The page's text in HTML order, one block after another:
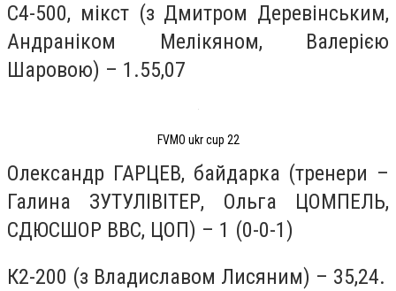
С4-500, мікст (з Дмитром Деревінським,
Андраніком Мелікяном, Валерією
Шаровою) – 1.55,07
FVMO ukr cup 22
Олександр ГАРЦЕВ, байдарка (тренери –
Галина ЗУТУЛІВІТЕР, Ольга ЦОМПЕЛЬ,
СДЮСШОР ВВС, ЦОП) – 1 (0-0-1)
К2-200 (з Владиславом Лисяним) – 35,24.